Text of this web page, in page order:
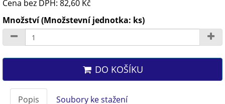
Cena bez DPH: 82,60 Kč
Množství (Množstevní jednotka: ks)
DO KOŠÍKU
Popis Soubory ke stažení